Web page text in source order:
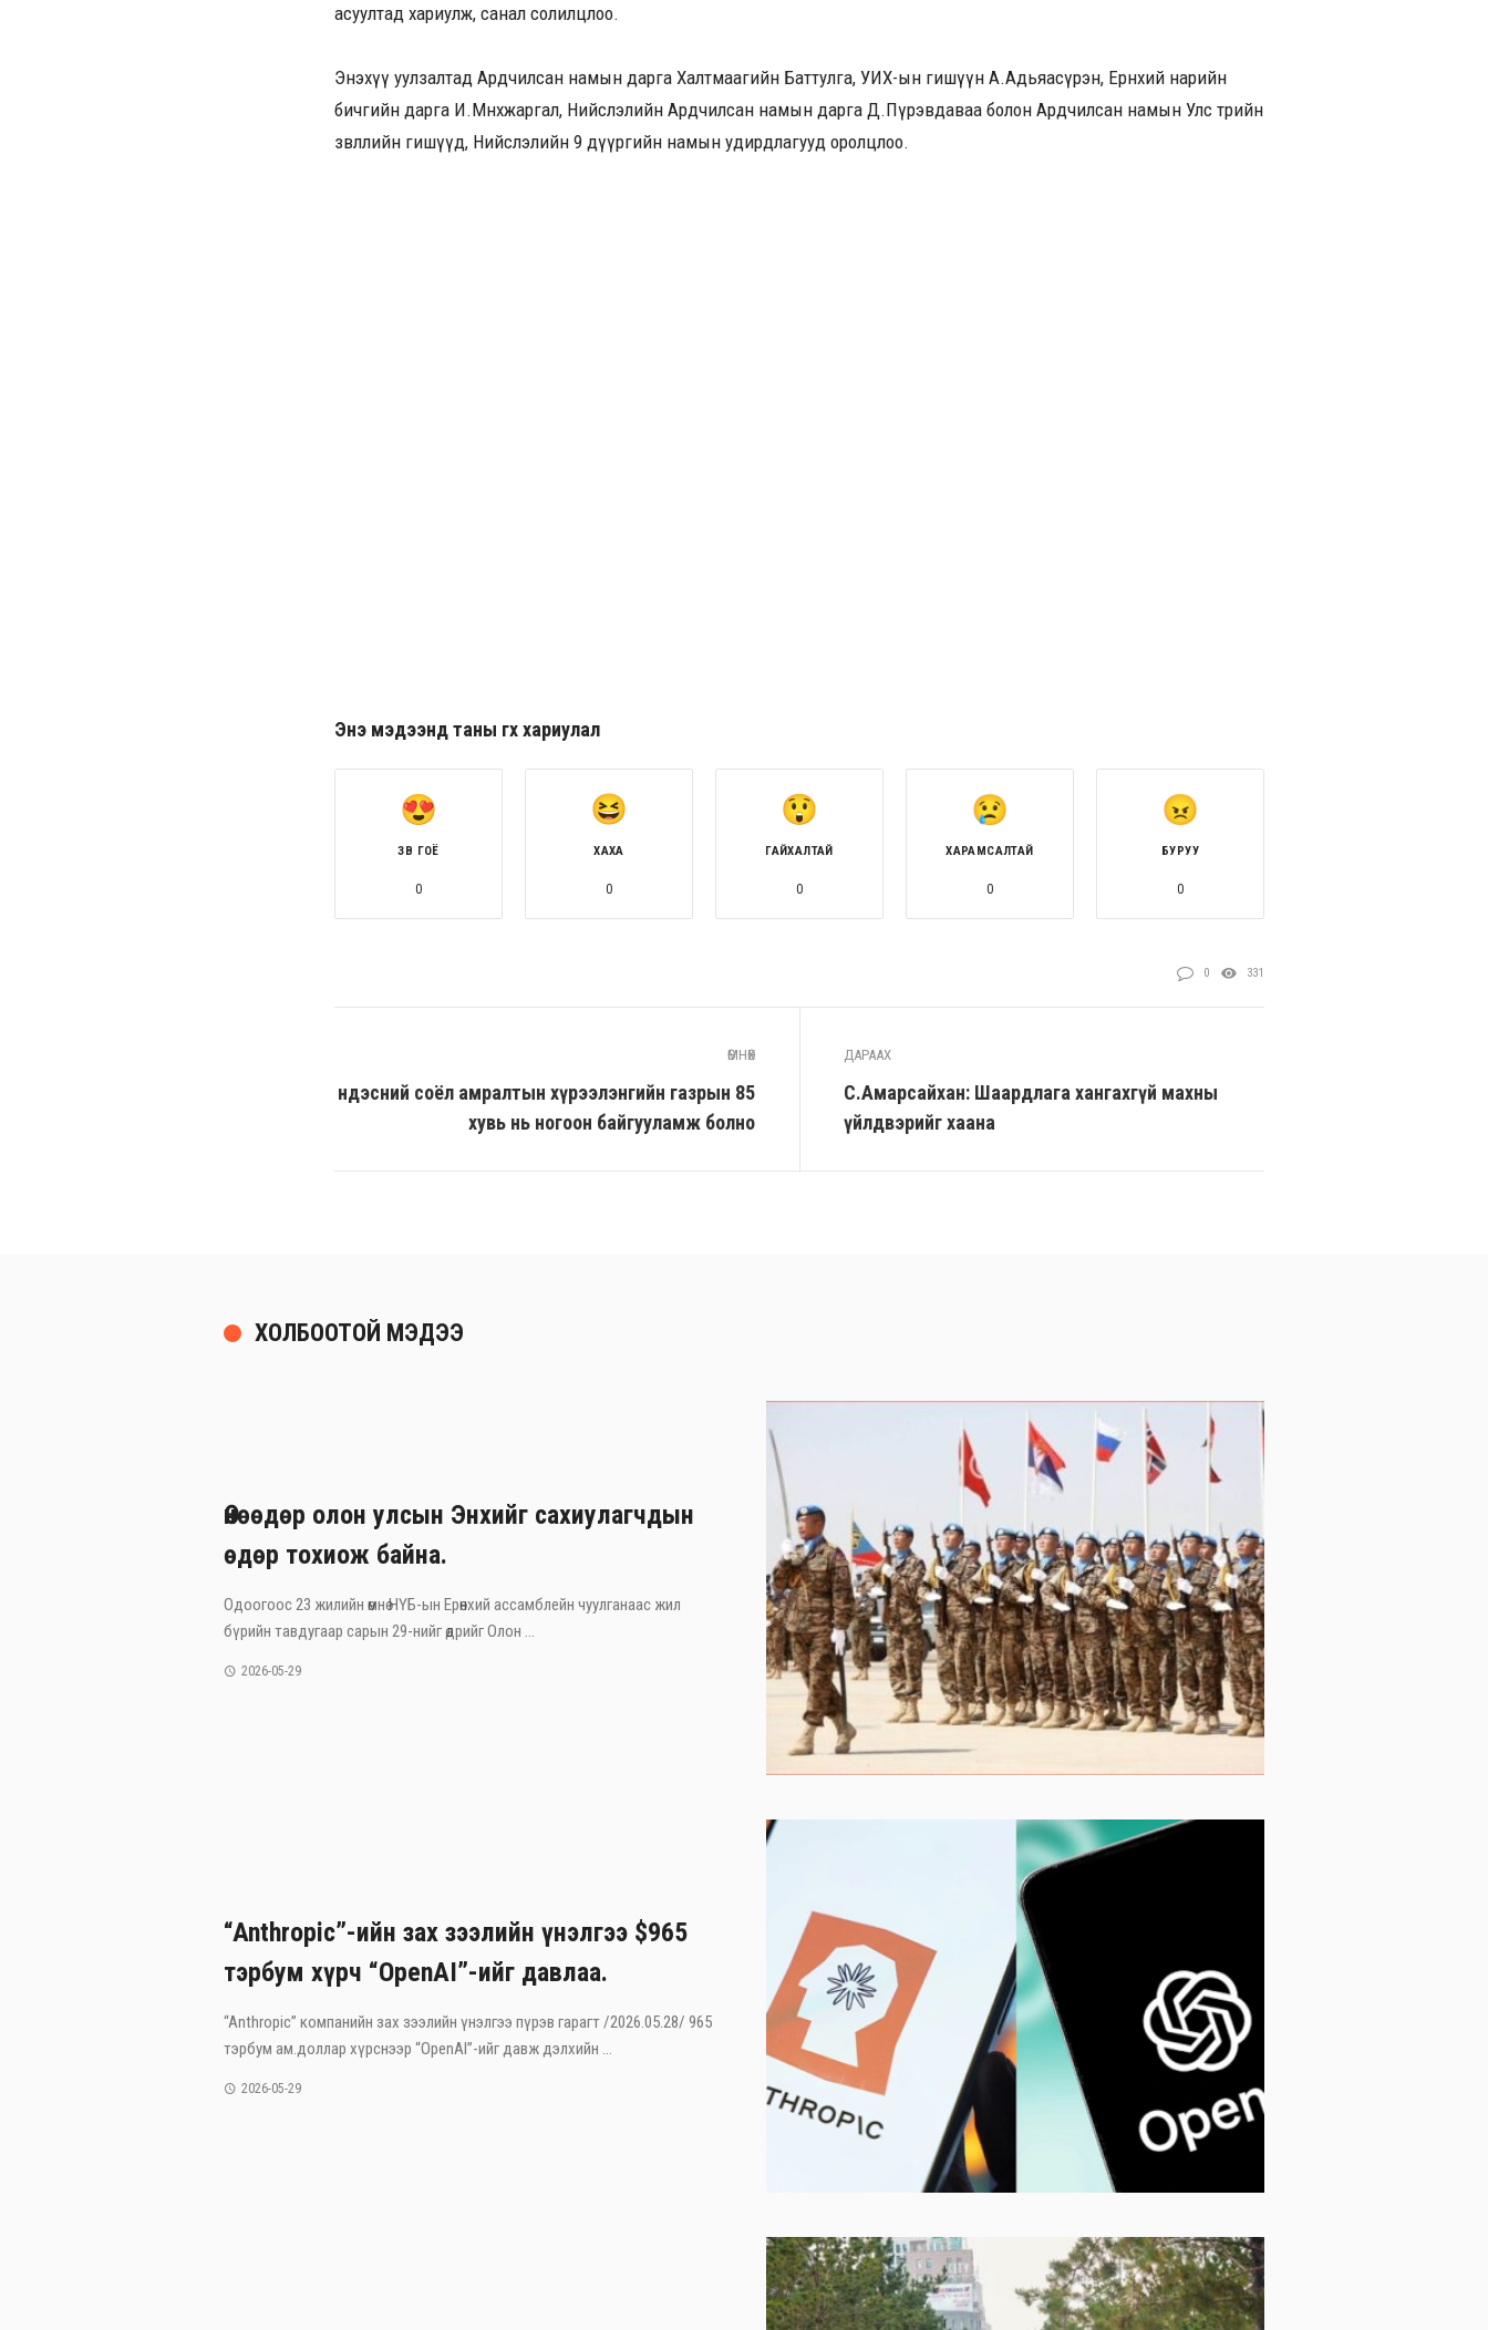
асуултад хариулж, санал солилцлоо.
Энэхүү уулзалтад Ардчилсан намын дарга Халтмаагийн Баттулга, УИХ-ын гишүүн А.Адьяасүрэн, Ерөнхий нарийн
бичгийн дарга И.Мөнхжаргал, Нийслэлийн Ардчилсан намын дарга Д.Пүрэвдаваа болон Ардчилсан намын Улс төрийн
зөвлөлийн гишүүд, Нийслэлийн 9 дүүргийн намын удирдлагууд оролцлоо.
Энэ мэдээнд таны өгөх хариулал
ЗӨВ ГОЁ
0
ХАХА
0
ГАЙХАЛТАЙ
0
ХАРАМСАЛТАЙ
0
БУРУУ
0
0 331
ӨМНӨХ
Үндэсний соёл амралтын хүрээлэнгийн газрын 85
хувь нь ногоон байгууламж болно
ДАРААХ
С.Амарсайхан: Шаардлага хангахгүй махны
үйлдвэрийг хаана
ХОЛБООТОЙ МЭДЭЭ
Өнөөдөр олон улсын Энхийг сахиулагчдын
өдөр тохиож байна.
Одоогоос 23 жилийн өмнө НҮБ-ын Ерөнхий ассамблейн чуулганаас жил
бүрийн тавдугаар сарын 29-нийг өдрийг Олон ...
2026-05-29
“Anthropic”-ийн зах зээлийн үнэлгээ $965
тэрбум хүрч “OpenAI”-ийг давлаа.
“Anthropic” компанийн зах зээлийн үнэлгээ пүрэв гарагт /2026.05.28/ 965
тэрбум ам.доллар хүрснээр “OpenAI”-ийг давж дэлхийн ...
2026-05-29